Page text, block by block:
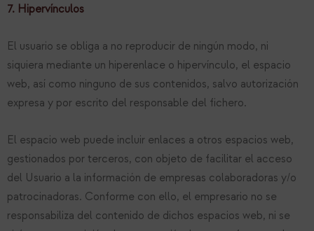
7. Hipervínculos
El usuario se obliga a no reproducir de ningún modo, ni
siquiera mediante un hiperenlace o hipervínculo, el espacio
web, así como ninguno de sus contenidos, salvo autorización
expresa y por escrito del responsable del fichero.
El espacio web puede incluir enlaces a otros espacios web,
gestionados por terceros, con objeto de facilitar el acceso
del Usuario a la información de empresas colaboradoras y/o
patrocinadoras. Conforme con ello, el empresario no se
responsabiliza del contenido de dichos espacios web, ni se